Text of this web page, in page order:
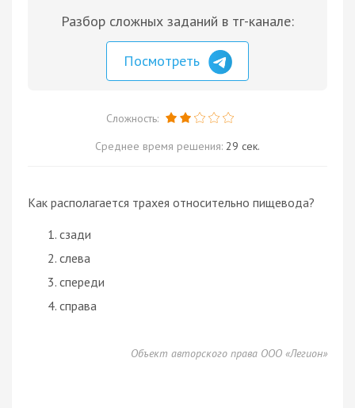
Разбор сложных заданий в тг-канале:
Посмотреть
Сложность:
Среднее время решения: 29 сек.
Как располагается трахея относительно пищевода?
сзади
слева
спереди
справа
Объект авторского права ООО «Легион»